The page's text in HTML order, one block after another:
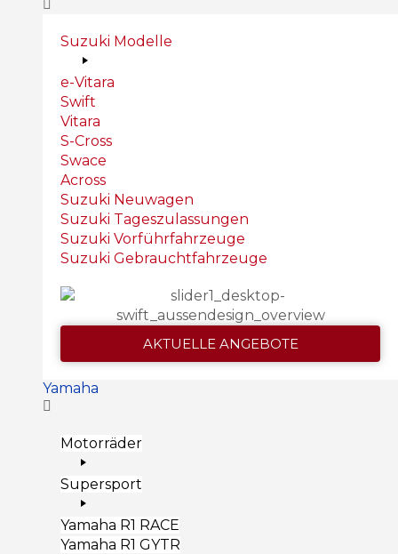
Suzuki Modelle
e-Vitara
Swift
Vitara
S-Cross
Swace
Across
Suzuki Neuwagen
Suzuki Tageszulassungen
Suzuki Vorführfahrzeuge
Suzuki Gebrauchtfahrzeuge
AKTUELLE ANGEBOTE
Yamaha
Motorräder
Supersport
Yamaha R1 RACE
Yamaha R1 GYTR